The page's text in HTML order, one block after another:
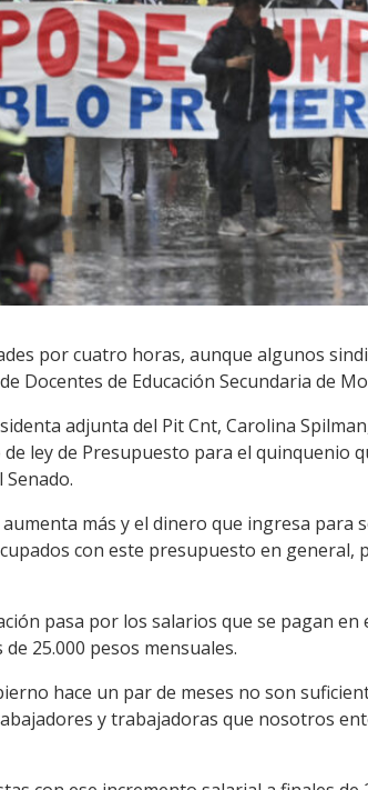
por cuatro horas, aunque algunos
Docentes de Educación Secundaria de
adjunta del Pit Cnt, Carolina
ley de Presupuesto para el quinquenio
más y el dinero que ingresa para
con este presupuesto en general,
pasa por los salarios que se pagan en
25.000 pesos mensuales.
hace un par de meses no son
y trabajadoras que nosotros